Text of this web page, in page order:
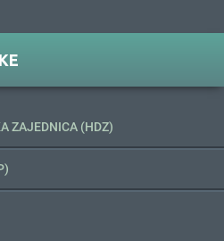
ZAJEDNICA (HDZ)